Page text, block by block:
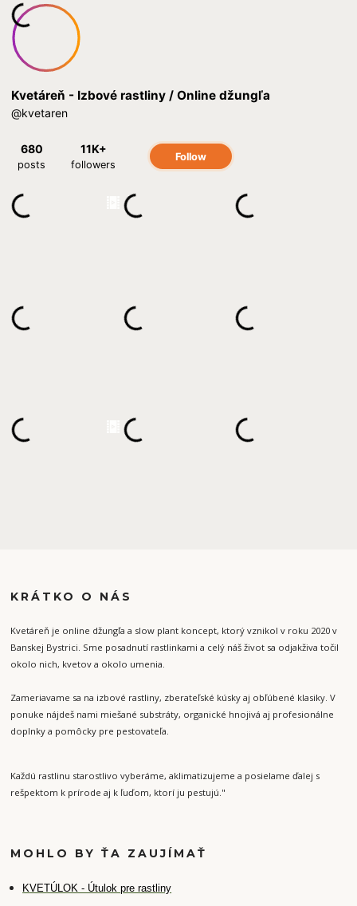
KRÁTKO O NÁS
Kvetáreň je online džungľa a slow plant koncept, ktorý vznikol v roku 2020 v
Banskej Bystrici. Sme posadnutí rastlinkami a celý náš život sa odjakživa točil
okolo nich, kvetov a okolo umenia.
Zameriavame sa na izbové rastliny, zberateľské kúsky aj obľúbené klasiky. V
ponuke nájdeš nami miešané substráty, organické hnojivá aj profesionálne
doplnky a pomôcky pre pestovateľa.
Každú rastlinu starostlivo vyberáme, aklimatizujeme a posielame ďalej s
rešpektom k prírode aj k ľuďom, ktorí ju pestujú."
MOHLO BY ŤA ZAUJÍMAŤ
KVETÚLOK - Útulok pre rastliny